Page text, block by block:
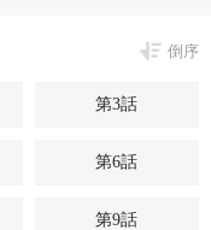
倒序
第3話
第6話
第9話